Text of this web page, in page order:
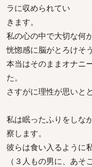
ラに収められてい
きます。
私の心の中で大切な何
恍惚感に脳がとろけそ
本当はそのままオナニ
た。
さすがに理性が思いと
私は眠ったふりをしな
察します。
彼らは食い入るように
（３人もの男に、あそ